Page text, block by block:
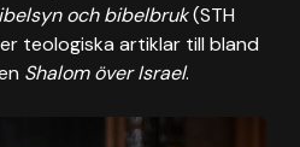
och bibelbruk(STH
teologiska artiklar till bland
Shalom över Israel.